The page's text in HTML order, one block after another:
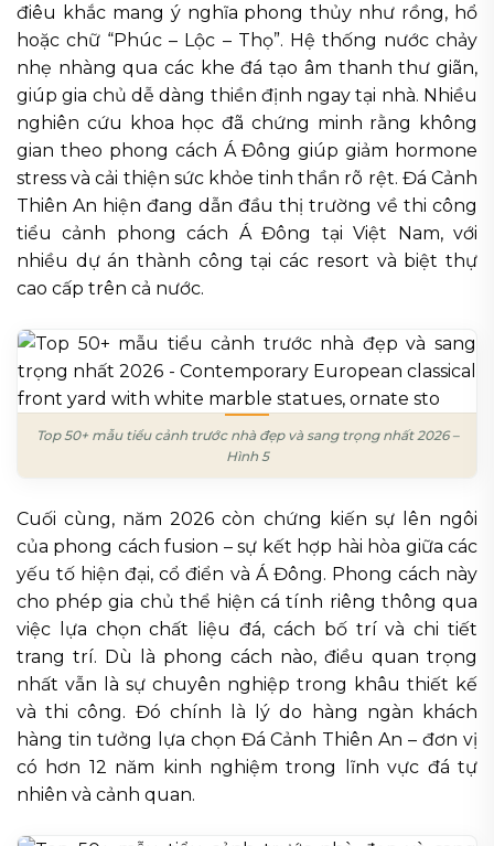
điêu khắc mang ý nghĩa phong thủy như rồng, hổ
hoặc chữ “Phúc – Lộc – Thọ”. Hệ thống nước chảy
nhẹ nhàng qua các khe đá tạo âm thanh thư giãn,
giúp gia chủ dễ dàng thiền định ngay tại nhà. Nhiều
nghiên cứu khoa học đã chứng minh rằng không
gian theo phong cách Á Đông giúp giảm hormone
stress và cải thiện sức khỏe tinh thần rõ rệt. Đá Cảnh
Thiên An hiện đang dẫn đầu thị trường về thi công
tiểu cảnh phong cách Á Đông tại Việt Nam, với
nhiều dự án thành công tại các resort và biệt thự
cao cấp trên cả nước.
Top 50+ mẫu tiểu cảnh trước nhà đẹp và sang trọng nhất 2026 –
Hình 5
Cuối cùng, năm 2026 còn chứng kiến sự lên ngôi
của phong cách fusion – sự kết hợp hài hòa giữa các
yếu tố hiện đại, cổ điển và Á Đông. Phong cách này
cho phép gia chủ thể hiện cá tính riêng thông qua
việc lựa chọn chất liệu đá, cách bố trí và chi tiết
trang trí. Dù là phong cách nào, điều quan trọng
nhất vẫn là sự chuyên nghiệp trong khâu thiết kế
và thi công. Đó chính là lý do hàng ngàn khách
hàng tin tưởng lựa chọn Đá Cảnh Thiên An – đơn vị
có hơn 12 năm kinh nghiệm trong lĩnh vực đá tự
nhiên và cảnh quan.